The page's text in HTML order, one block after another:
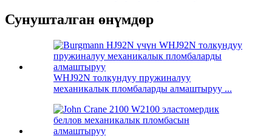
Сунушталган өнүмдөр
WHJ92N толкундуу пружиналуу
механикалык пломбаларды алмаштыруу ...